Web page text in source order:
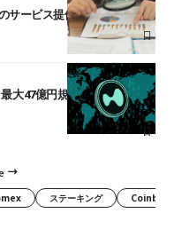
サービス提供を停止
大47億円規模の自社株買い
ステーキング Coinbase